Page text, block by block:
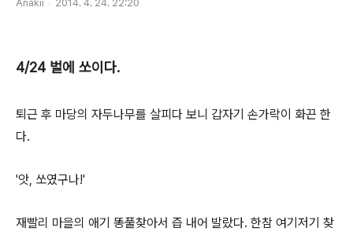
Anakii 2014. 4. 24. 22:20
4/24 벌에 쏘이다.
퇴근 후 마당의 자두나무를 살피다 보니 갑자기 손가락이 화끈 한
다.
'앗, 쏘였구나!'
재빨리 마을의 애기 똥풀찾아서 즙 내어 발랐다. 한참 여기저기 찾